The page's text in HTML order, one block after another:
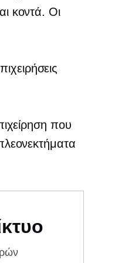
κοντά. Οι
που